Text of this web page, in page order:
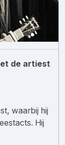
de artiest
waarbij hij
Hij